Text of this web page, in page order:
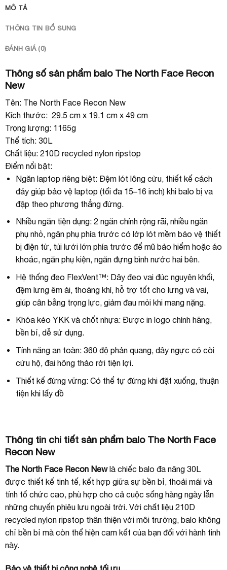
MÔ TẢ
THÔNG TIN BỔ SUNG
ĐÁNH GIÁ (0)
Thông số sản phẩm balo The North Face Recon
New
Tên: The North Face Recon New
Kích thước: 29.5 cm x 19.1 cm x 49 cm
Trọng lượng: 1165g
Thể tích: 30L
Chất liệu: 210D recycled nylon ripstop
Điểm nổi bật:
Ngăn laptop riêng biệt: Đệm lót lông cừu, thiết kế cách
đáy giúp bảo vệ laptop (tối đa 15–16 inch) khi balo bị va
đập theo phương thẳng đứng.
Nhiều ngăn tiện dụng: 2 ngăn chính rộng rãi, nhiều ngăn
phụ nhỏ, ngăn phụ phía trước có lớp lót mềm bảo vệ thiết
bị điện tử, túi lưới lớn phía trước để mũ bảo hiểm hoặc áo
khoác, ngăn phụ kiện, ngăn đựng bình nước hai bên.
Hệ thống đeo FlexVent™: Dây đeo vai đúc nguyên khối,
đệm lưng êm ái, thoáng khí, hỗ trợ tốt cho lưng và vai,
giúp cân bằng trọng lực, giảm đau mỏi khi mang nặng.
Khóa kéo YKK và chốt nhựa: Được in logo chính hãng,
bền bỉ, dễ sử dụng.
Tính năng an toàn: 360 độ phản quang, dây ngực có còi
cứu hộ, đai hông tháo rời tiện lợi.
Thiết kế đứng vững: Có thể tự đứng khi đặt xuống, thuận
tiện khi lấy đồ
Thông tin chi tiết sản phẩm balo The North Face
Recon New
The North Face Recon Newlà chiếc balo đa năng 30L
được thiết kế tinh tế, kết hợp giữa sự bền bỉ, thoải mái và
tính tổ chức cao, phù hợp cho cả cuộc sống hàng ngày lẫn
những chuyến phiêu lưu ngoài trời. Với chất liệu 210D
recycled nylon ripstop thân thiện với môi trường, balo không
chỉ bền bỉ mà còn thể hiện cam kết của bạn đối với hành tinh
này.